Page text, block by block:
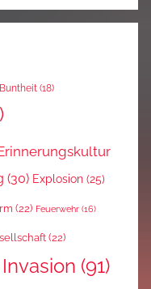
Buntheit (18)
(30) Explosion (25)
(22) Feuerwehr (16)
(22)
Invasion (91)